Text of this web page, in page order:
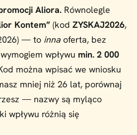
Aliora. Równolegle
Kontem” (kod ZYSKAJ2026,
— to inna oferta, bez
wpływu min. 2 000
można wpisać we wniosku
mniej niż 26 lat, porównaj
— nazwy są myląco
wpływu różnią się